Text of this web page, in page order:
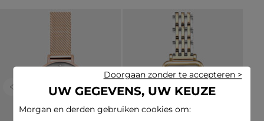
Previous Next Previous
UW GEGEVENS, UW KEUZE
Morgan en derden gebruiken cookies om:
Doorgaan zonder te accepteren >